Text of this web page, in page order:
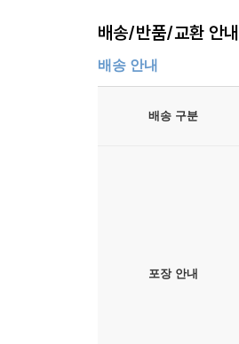
배송/반품/교환 안내
배송 안내
배송 구분
포장 안내